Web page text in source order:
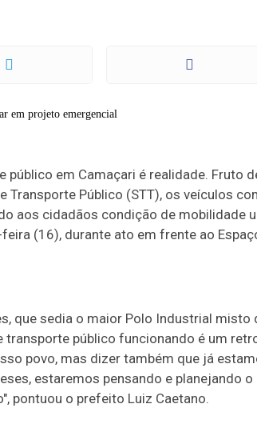
público em Camaçari é realidade. Fruto
Transporte Público (STT), os veículos
aos cidadãos condição de mobilidade
(16), durante ato em frente ao
que sedia o maior Polo Industrial misto
público funcionando é um
povo, mas dizer também que já
estaremos pensando e planejando
pontuou o prefeito Luiz Caetano.